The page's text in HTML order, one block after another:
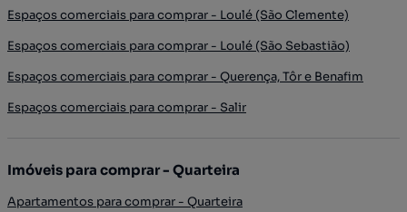
Espaços comerciais para comprar - Loulé (São Clemente)
Espaços comerciais para comprar - Loulé (São Sebastião)
Espaços comerciais para comprar - Querença, Tôr e Benafim
Espaços comerciais para comprar - Salir
Imóveis para comprar - Quarteira
Apartamentos para comprar - Quarteira